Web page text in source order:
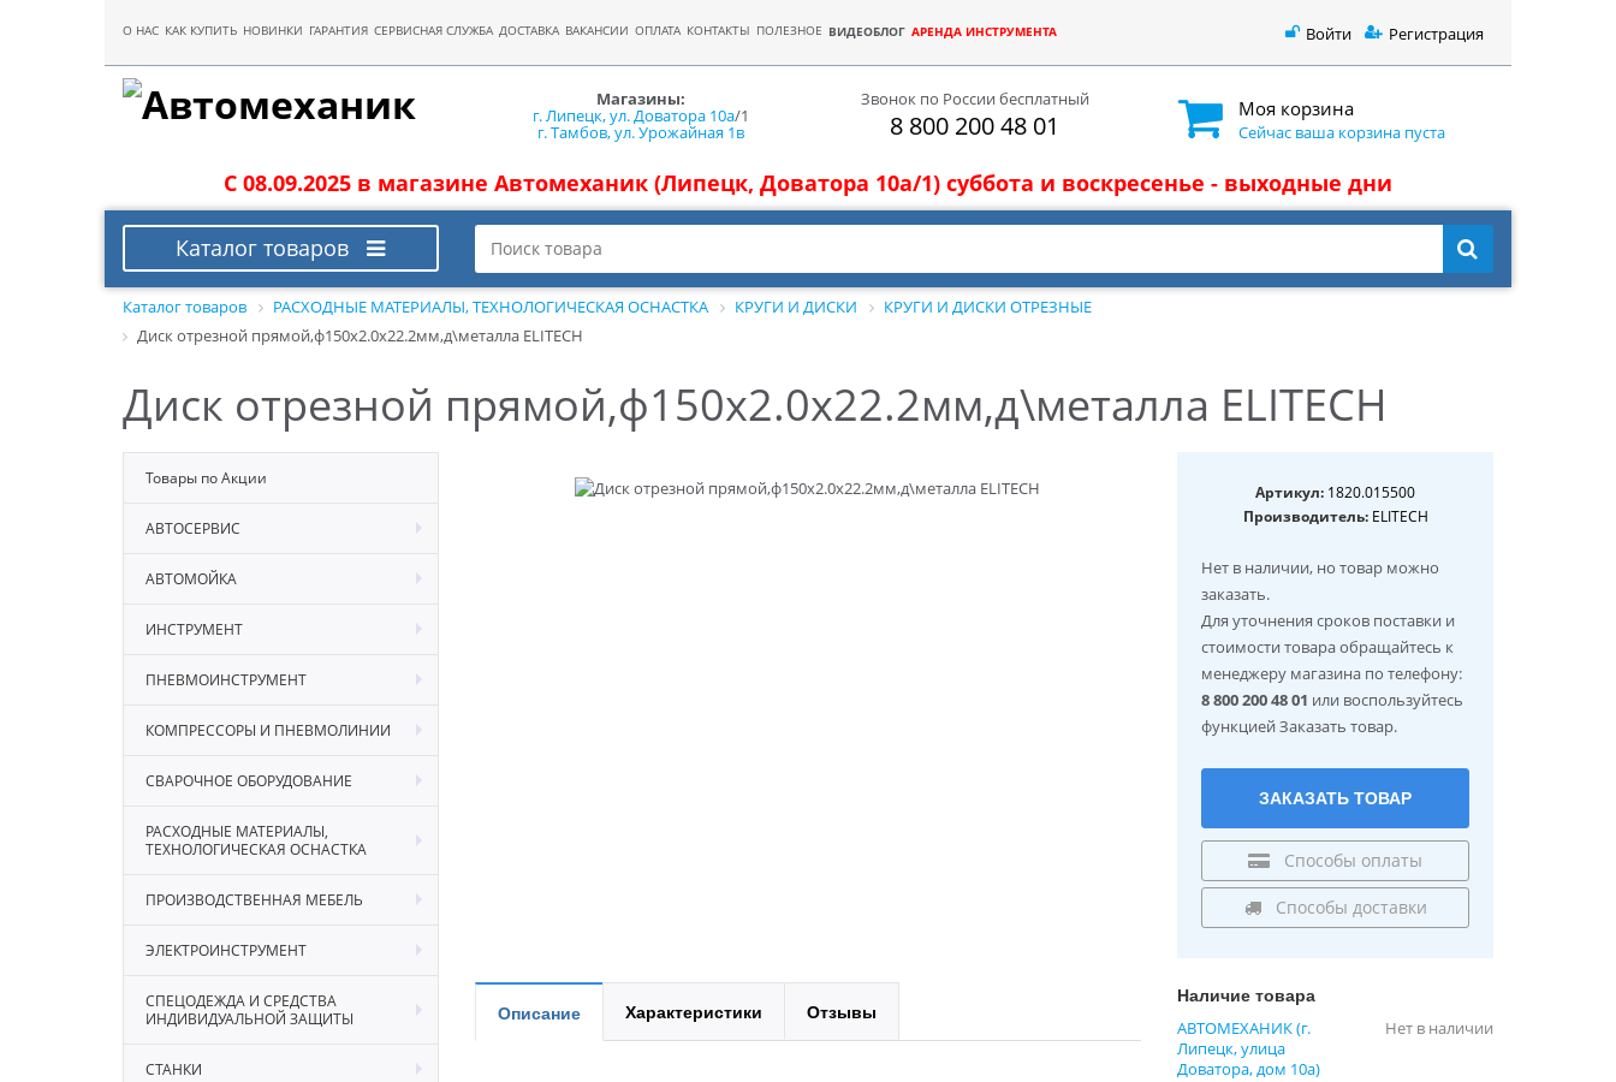
О НАС КАК КУПИТЬ НОВИНКИ ГАРАНТИЯ СЕРВИСНАЯ СЛУЖБА ДОСТАВКА ВАКАНСИИ ОПЛАТА КОНТАКТЫ ПОЛЕЗНОЕ ВИДЕОБЛОГ АРЕНДА ИНСТРУМЕНТА Войти Регистрация
Магазины:
г. Липецк, ул. Доватора 10а/1
г. Тамбов, ул. Урожайная 1в
Звонок по России бесплатный
8 800 200 48 01
Моя корзина
Сейчас ваша корзина пуста
С 08.09.2025 в магазине Автомеханик (Липецк, Доватора 10а/1) суббота и воскресенье - выходные дни
Каталог товаров
Каталог товаров РАСХОДНЫЕ МАТЕРИАЛЫ, ТЕХНОЛОГИЧЕСКАЯ ОСНАСТКА КРУГИ И ДИСКИ
КРУГИ И ДИСКИ ОТРЕЗНЫЕ
Диск отрезной прямой,ф150х2.0х22.2мм,д\металла ELITECH
Диск отрезной прямой,ф150х2.0х22.2мм,д\металла ELITECH
Товары по Акции
АВТОСЕРВИС
АВТОМОЙКА
ИНСТРУМЕНТ
ПНЕВМОИНСТРУМЕНТ
КОМПРЕССОРЫ И ПНЕВМОЛИНИИ
СВАРОЧНОЕ ОБОРУДОВАНИЕ
РАСХОДНЫЕ МАТЕРИАЛЫ,
ТЕХНОЛОГИЧЕСКАЯ ОСНАСТКА
ПРОИЗВОДСТВЕННАЯ МЕБЕЛЬ
ЭЛЕКТРОИНСТРУМЕНТ
СПЕЦОДЕЖДА И СРЕДСТВА
ИНДИВИДУАЛЬНОЙ ЗАЩИТЫ
СТАНКИ
Артикул: 1820.015500
Производитель:ELITECH
Нет в наличии, но товар можно
заказать.
Для уточнения сроков поставки и
стоимости товара обращайтесь к
менеджеру магазина по телефону:
8 800 200 48 01 или воспользуйтесь
функцией Заказать товар.
ЗАКАЗАТЬ ТОВАР
Способы оплаты
Способы доставки
Описание Характеристики Отзывы
Наличие товара
АВТОМЕХАНИК (г.
Липецк, улица
Доватора, дом 10а)
Нет в наличии